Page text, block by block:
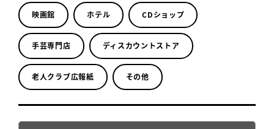
映画館 ホテル CDショップ
手芸専門店 ディスカウントストア
老人クラブ広報紙 その他